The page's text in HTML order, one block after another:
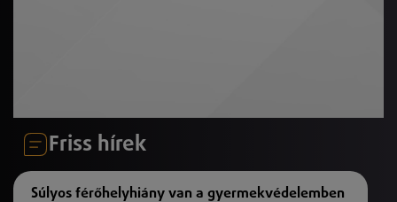
Friss hírek
Súlyos férőhelyhiány van a gyermekvédelemben